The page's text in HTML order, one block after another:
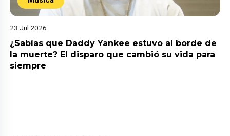
23 Jul 2026
¿Sabías que Daddy Yankee estuvo al borde de
la muerte? El disparo que cambió su vida para
siempre